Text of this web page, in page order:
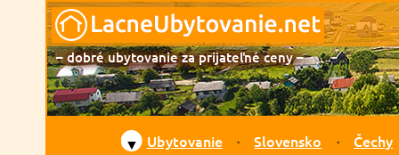
– dobré ubytovanie za prijateľné ceny –
▼ Ubytovanie Slovensko Čechy